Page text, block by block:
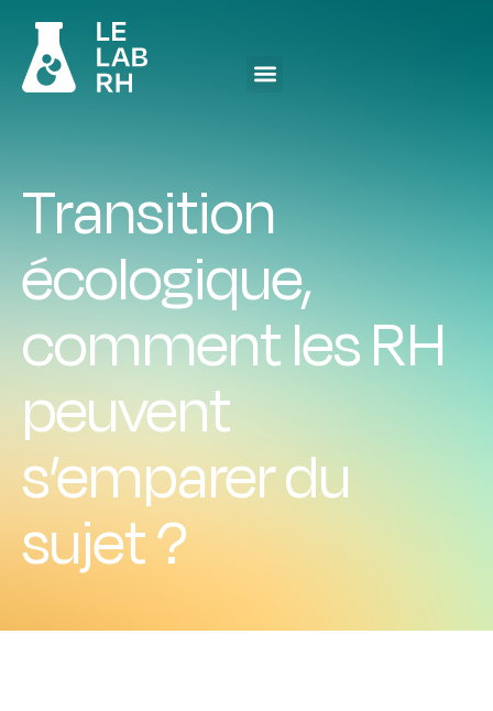
Transition
écologique,
comment les RH
peuvent
s’emparer du
sujet ?